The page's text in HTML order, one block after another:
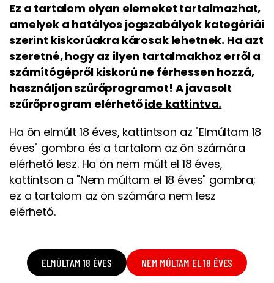
Ez a tartalom olyan elemeket tartalmazhat,
amelyek a hatályos jogszabályok kategóriái
szerint kiskorúakra károsak lehetnek. Ha azt
szeretné, hogy az ilyen tartalmakhoz erről a
számítógépről kiskorú ne férhessen hozzá,
használjon szűrőprogramot! A javasolt
szűrőprogram elérhetőide kattintva.
Ha ön elmúlt 18 éves, kattintson az "Elmúltam 18
éves" gombra és a tartalom az ön számára
elérhető lesz. Ha ön nem múlt el 18 éves,
kattintson a "Nem múltam el 18 éves" gombra;
ez a tartalom az ön számára nem lesz
elérhető.
ELMÚLTAM 18 ÉVES NEM MÚLTAM EL 18 ÉVES